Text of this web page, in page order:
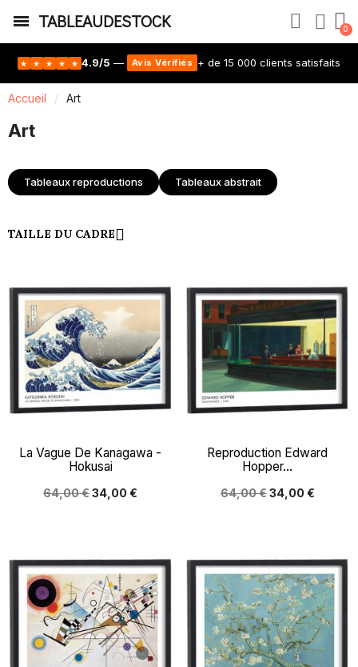
TABLEAUDESTOCK
★ ★ ★ ★ ★ 4.9/5 — Avis Vérifiés + de 15 000 clients satisfaits
Accueil Art
Art
Tableaux reproductions Tableaux abstrait
TAILLE DU CADRE
La Vague De Kanagawa -
Hokusai
64,00 €34,00 €
Reproduction Edward
Hopper...
64,00 €34,00 €